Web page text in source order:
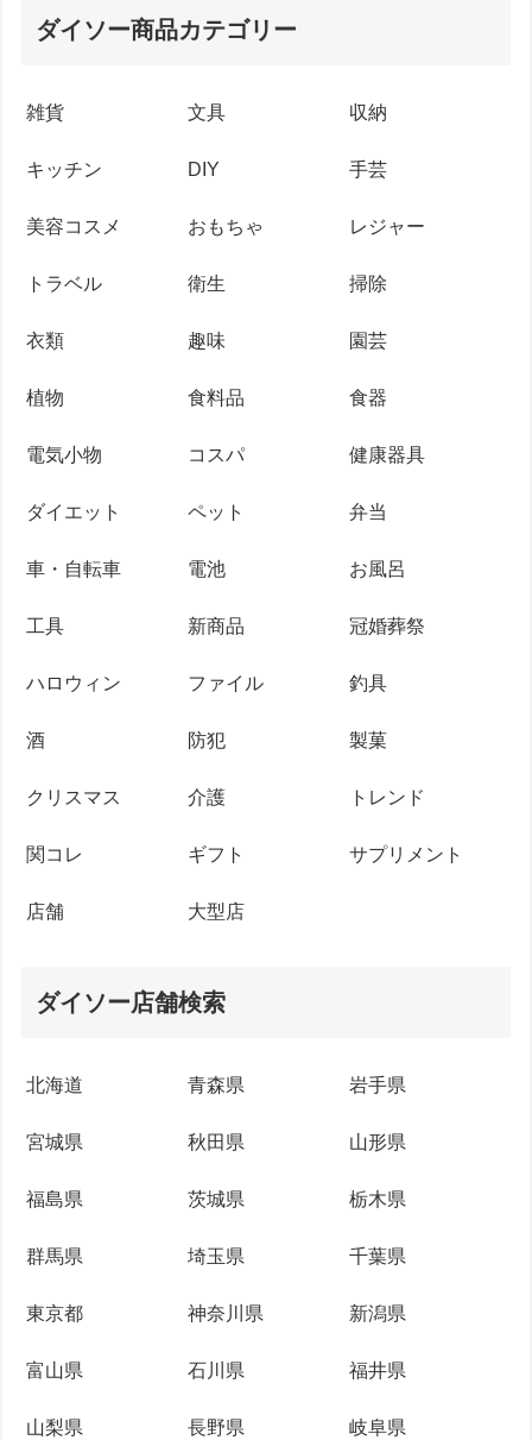
ダイソー商品カテゴリー
雑貨 文具 収納
キッチン DIY 手芸
美容コスメ おもちゃ レジャー
トラベル 衛生 掃除
衣類 趣味 園芸
植物 食料品 食器
電気小物 コスパ 健康器具
ダイエット ペット 弁当
車・自転車 電池 お風呂
工具 新商品 冠婚葬祭
ハロウィン ファイル 釣具
酒 防犯 製菓
クリスマス 介護 トレンド
関コレ ギフト サプリメント
店舗 大型店
ダイソー店舗検索
北海道 青森県 岩手県
宮城県 秋田県 山形県
福島県 茨城県 栃木県
群馬県 埼玉県 千葉県
東京都 神奈川県 新潟県
富山県 石川県 福井県
山梨県 長野県 岐阜県